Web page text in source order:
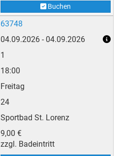
Buchen
63748
04.09.2026 - 04.09.2026
1
18:00
Freitag
24
Sportbad St. Lorenz
9,00 €
zzgl. Badeintritt